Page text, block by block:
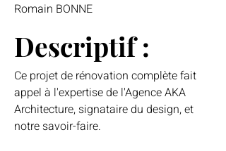
Romain BONNE
Descriptif :
Ce projet de rénovation complète fait
appel à l'expertise de l'Agence AKA
Architecture, signataire du design, et
notre savoir-faire.